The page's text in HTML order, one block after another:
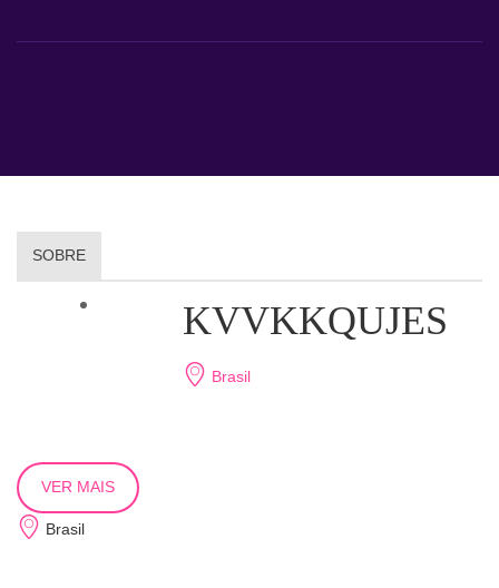
SOBRE
KVVKKQUJES
Brasil
VER MAIS
Brasil